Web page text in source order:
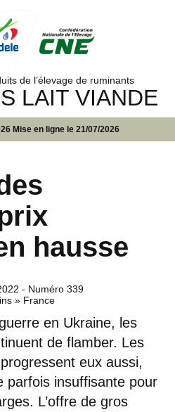
de l’élevage de ruminants
LAIT VIANDE
Mise en ligne le 21/07/2026
hausse
- Numéro 339
» France
en Ukraine, les
de flamber. Les
eux aussi,
parfois insuffisante pour
L’offre de gros